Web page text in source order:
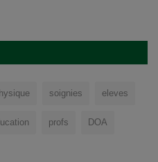
soignies eleves
profs DOA